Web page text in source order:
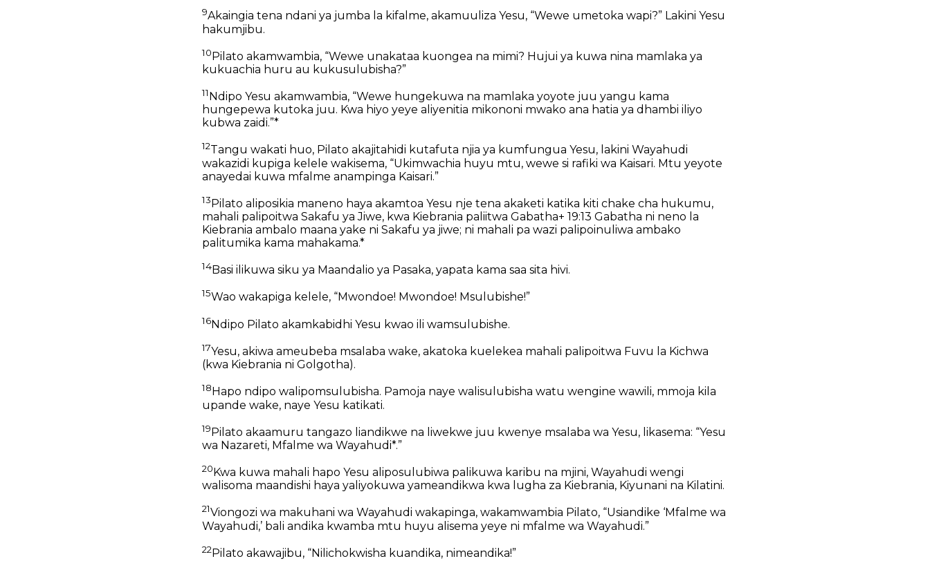
9Akaingia tena ndani ya jumba la kifalme, akamuuliza Yesu, “Wewe umetoka wapi?” Lakini Yesu
hakumjibu.
10Pilato akamwambia, “Wewe unakataa kuongea na mimi? Hujui ya kuwa nina mamlaka ya
kukuachia huru au kukusulubisha?”
11 Ndipo Yesu akamwambia, “Wewe hungekuwa na mamlaka yoyote juu yangu kama
hungepewa kutoka juu. Kwa hiyo yeye aliyenitia mikononi mwako ana hatia ya dhambi iliyo
kubwa zaidi.”*
12Tangu wakati huo, Pilato akajitahidi kutafuta njia ya kumfungua Yesu, lakini Wayahudi
wakazidi kupiga kelele wakisema, “Ukimwachia huyu mtu, wewe si rafiki wa Kaisari. Mtu yeyote
anayedai kuwa mfalme anampinga Kaisari.”
13Pilato aliposikia maneno haya akamtoa Yesu nje tena akaketi katika kiti chake cha hukumu,
mahali palipoitwa Sakafu ya Jiwe, kwa Kiebrania paliitwa Gabatha+ 19:13 Gabatha ni neno la
Kiebrania ambalo maana yake ni Sakafu ya jiwe; ni mahali pa wazi palipoinuliwa ambako
palitumika kama mahakama.*
14Basi ilikuwa siku ya Maandalio ya Pasaka, yapata kama saa sita hivi.
15Wao wakapiga kelele, “Mwondoe! Mwondoe! Msulubishe!”
16Ndipo Pilato akamkabidhi Yesu kwao ili wamsulubishe.
17Yesu, akiwa ameubeba msalaba wake, akatoka kuelekea mahali palipoitwa Fuvu la Kichwa
(kwa Kiebrania ni Golgotha).
18 Hapo ndipo walipomsulubisha. Pamoja naye walisulubisha watu wengine wawili, mmoja kila
upande wake, naye Yesu katikati.
19Pilato akaamuru tangazo liandikwe na liwekwe juu kwenye msalaba wa Yesu, likasema: “Yesu
wa Nazareti, Mfalme wa Wayahudi*.”
20 Kwa kuwa mahali hapo Yesu aliposulubiwa palikuwa karibu na mjini, Wayahudi wengi
walisoma maandishi haya yaliyokuwa yameandikwa kwa lugha za Kiebrania, Kiyunani na Kilatini.
21Viongozi wa makuhani wa Wayahudi wakapinga, wakamwambia Pilato, “Usiandike ‘Mfalme wa
Wayahudi,’ bali andika kwamba mtu huyu alisema yeye ni mfalme wa Wayahudi.”
22Pilato akawajibu, “Nilichokwisha kuandika, nimeandika!”